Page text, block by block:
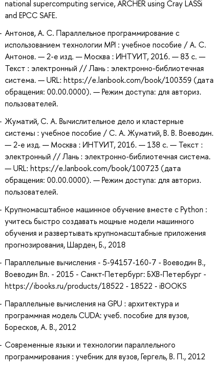
national supercomputing service, ARCHER using Cray LASSi
and EPCC SAFE.
Антонов, А. С. Параллельное программирование с
использованием технологии MPI : учебное пособие / А. С.
Антонов. — 2-е изд. — Москва : ИНТУИТ, 2016. — 83 с. —
Текст : электронный // Лань : электронно-библиотечная
система. — URL: https://e.lanbook.com/book/100359 (дата
обращения: 00.00.0000). — Режим доступа: для авториз.
пользователей.
Жуматий, С. А. Вычислительное дело и кластерные
системы : учебное пособие / С. А. Жуматий, В. В. Воеводин.
— 2-е изд. — Москва : ИНТУИТ, 2016. — 138 с. — Текст :
электронный // Лань : электронно-библиотечная система.
— URL: https://e.lanbook.com/book/100723 (дата
обращения: 00.00.0000). — Режим доступа: для авториз.
пользователей.
Крупномасштабное машинное обучение вместе с Python :
учитесь быстро создавать мощные модели машинного
обучения и развертывать крупномасштабные приложения
прогнозирования, Шарден, Б., 2018
Параллельные вычисления - 5-94157-160-7 - Воеводин В.,
Воеводин Вл. - 2015 - Санкт-Петербург: БХВ-Петербург -
https://ibooks.ru/products/18522 - 18522 - iBOOKS
Параллельные вычисления на GPU : архитектура и
программная модель CUDA: учеб. пособие для вузов,
Боресков, А. В., 2012
Современные языки и технологии параллельного
программирования : учебник для вузов, Гергель, В. П., 2012